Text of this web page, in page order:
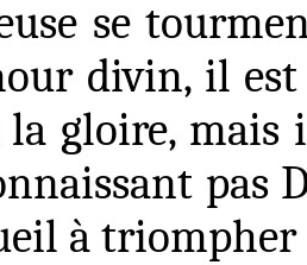
se
divin, il
la gloire, mais
pas
à triompher